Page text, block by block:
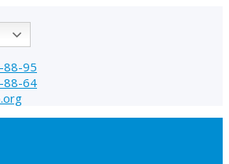
88-95
88-64